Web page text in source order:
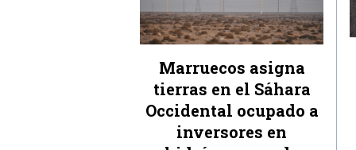
Marruecos asigna
tierras en el Sáhara
Occidental ocupado a
inversores en